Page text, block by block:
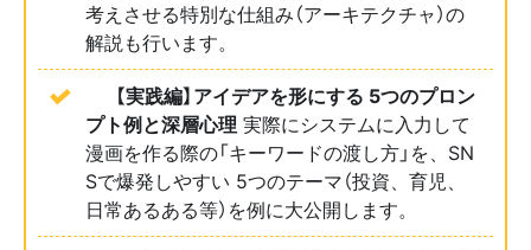
考えさせる特別な仕組み（アーキテクチャ）の
解説も行います。
【実践編】アイデアを形にする 5つのプロン
プト例と深層心理 実際にシステムに入力して
漫画を作る際の「キーワードの渡し方」を、SN
Sで爆発しやすい 5つのテーマ（投資、育児、
日常あるある等）を例に大公開します。